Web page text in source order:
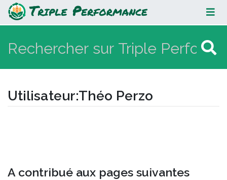
Théo Perzo
Utilisateur:Théo Perzo
A contribué aux pages suivantes